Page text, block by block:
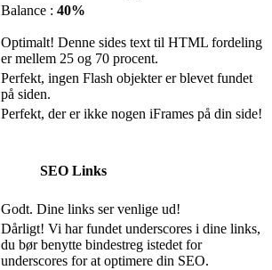
Balance : 40%
Optimalt! Denne sides text til HTML fordeling
er mellem 25 og 70 procent.
Perfekt, ingen Flash objekter er blevet fundet
på siden.
Perfekt, der er ikke nogen iFrames på din side!
SEO Links
Godt. Dine links ser venlige ud!
Dårligt! Vi har fundet underscores i dine links,
du bør benytte bindestreg istedet for
underscores for at optimere din SEO.